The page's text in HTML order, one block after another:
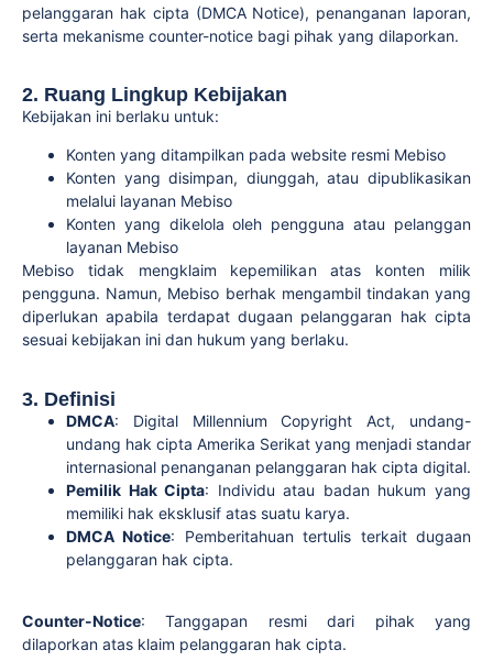
pelanggaran hak cipta (DMCA Notice), penanganan laporan,
serta mekanisme counter-notice bagi pihak yang dilaporkan.
2. Ruang Lingkup Kebijakan
Kebijakan ini berlaku untuk:
Konten yang ditampilkan pada website resmi Mebiso
Konten yang disimpan, diunggah, atau dipublikasikan
melalui layanan Mebiso
Konten yang dikelola oleh pengguna atau pelanggan
layanan Mebiso
Mebiso tidak mengklaim kepemilikan atas konten milik
pengguna. Namun, Mebiso berhak mengambil tindakan yang
diperlukan apabila terdapat dugaan pelanggaran hak cipta
sesuai kebijakan ini dan hukum yang berlaku.
3. Definisi
DMCA: Digital Millennium Copyright Act, undang-
undang hak cipta Amerika Serikat yang menjadi standar
internasional penanganan pelanggaran hak cipta digital.
Pemilik Hak Cipta: Individu atau badan hukum yang
memiliki hak eksklusif atas suatu karya.
DMCA Notice: Pemberitahuan tertulis terkait dugaan
pelanggaran hak cipta.
Counter-Notice: Tanggapan resmi dari pihak yang
dilaporkan atas klaim pelanggaran hak cipta.